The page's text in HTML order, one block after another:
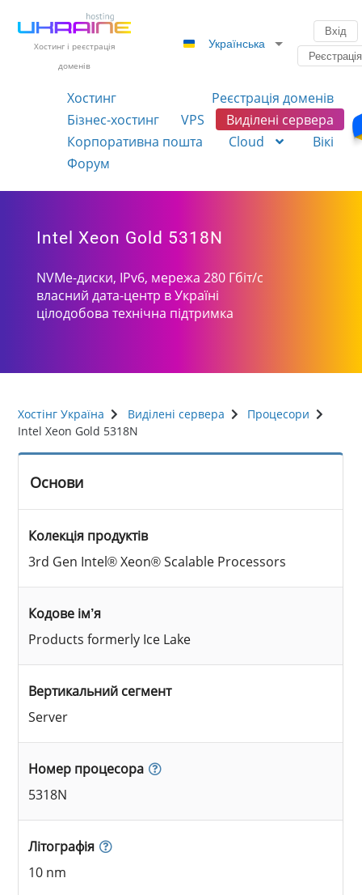
Хостинг і реєстрація
доменів
Українська
Вхід
Реєстрація
Хостинг
Реєстрація доменів
Бізнес-хостинг
VPS
Виділені сервера
Корпоративна пошта
Cloud
Вікі
Форум
Intel Xeon Gold 5318N
NVMe-диски, IPv6, мережа 280 Гбіт/с
власний дата-центр в Україні
цілодобова технічна підтримка
Хостінг Україна Виділені сервера
Процесори
Intel Xeon Gold 5318N
Основи
Колекція продуктів
3rd Gen Intel® Xeon® Scalable Processors
Кодове ім’я
Products formerly Ice Lake
Вертикальний сегмент
Server
Номер процесора
5318N
Літографія
10 nm